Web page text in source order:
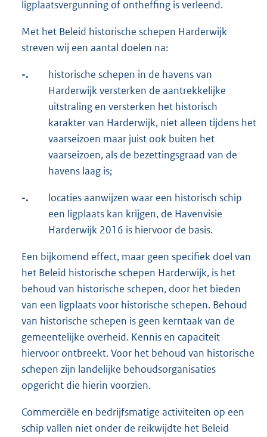
ligplaatsvergunning of ontheffing is verleend.
Met het Beleid historische schepen Harderwijk
streven wij een aantal doelen na:
-.
historische schepen in de havens van
Harderwijk versterken de aantrekkelijke
uitstraling en versterken het historisch
karakter van Harderwijk, niet alleen tijdens het
vaarseizoen maar juist ook buiten het
vaarseizoen, als de bezettingsgraad van de
havens laag is;
-.
locaties aanwijzen waar een historisch schip
een ligplaats kan krijgen, de Havenvisie
Harderwijk 2016 is hiervoor de basis.
Een bijkomend effect, maar geen specifiek doel van
het Beleid historische schepen Harderwijk, is het
behoud van historische schepen, door het bieden
van een ligplaats voor historische schepen. Behoud
van historische schepen is geen kerntaak van de
gemeentelijke overheid. Kennis en capaciteit
hiervoor ontbreekt. Voor het behoud van historische
schepen zijn landelijke behoudsorganisaties
opgericht die hierin voorzien.
Commerciële en bedrijfsmatige activiteiten op een
schip vallen niet onder de reikwijdte het Beleid